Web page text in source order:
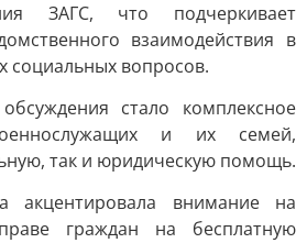
ЗАГС, что подчеркивает
взаимодействия в
социальных вопросов.
стало комплексное
и их семей,
так и юридическую помощь.
акцентировала внимание на
граждан на бесплатную